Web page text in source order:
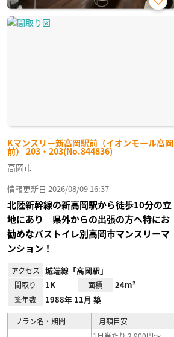
Kマンスリー新高岡駅前（イオンモール高岡
前） 203・203(No.844836)
お気
高岡市
情報更新日 2026/08/09 16:37
北陸新幹線の新高岡駅から徒歩10分の立
地にあり 県外からの出張の方へ特にお
勧めなバストイレ別高岡市マンスリーマ
ンション！
アクセス 城端線「高岡駅」
間取り 1K 面積 24m²
築年数 1988年 11月 築
プラン名・期間 月額目安